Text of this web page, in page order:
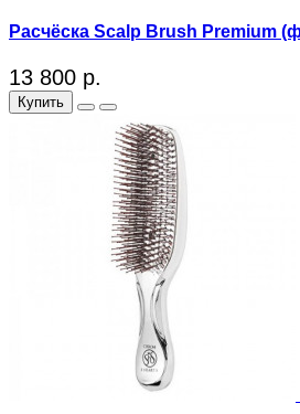
Расчёска Scalp Brush Premium
13 800 р.
Купить